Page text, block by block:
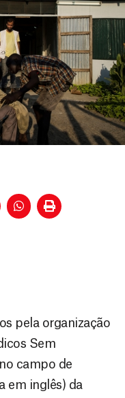
pela organização
Sem
campo de
em inglês) da